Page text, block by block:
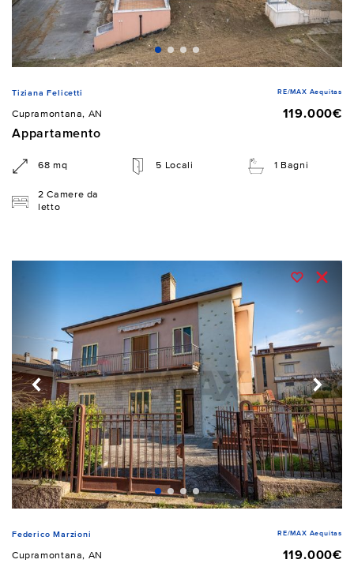
Tiziana Felicetti RE/MAX Aequitas
Cupramontana, AN
119.000€
Appartamento
68 mq 5 Locali 1 Bagni
2 Camere da
letto
Federico Marzioni RE/MAX Aequitas
Cupramontana, AN
119.000€